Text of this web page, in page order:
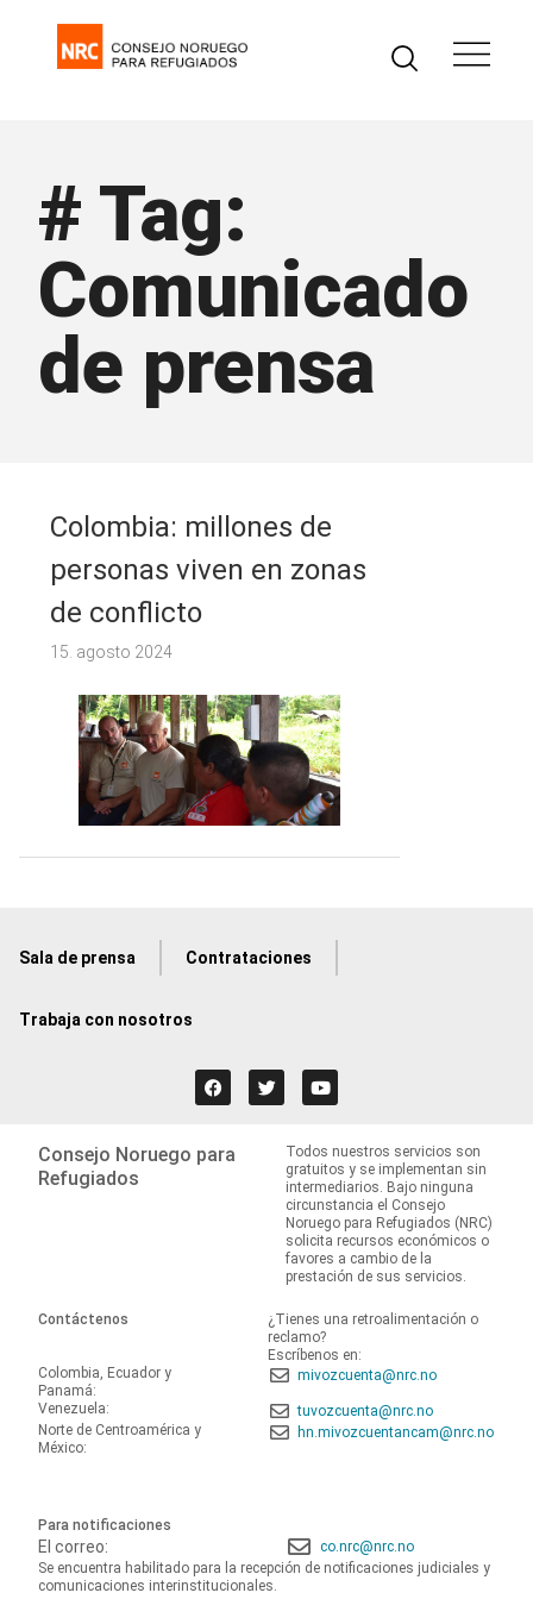
# Tag:
Comunicado
de prensa
Colombia: millones de
personas viven en zonas
de conflicto
15. agosto 2024
Sala de prensa Contrataciones
Trabaja con nosotros
Consejo Noruego para
Refugiados
Todos nuestros servicios son
gratuitos y se implementan sin
intermediarios. Bajo ninguna
circunstancia el Consejo
Noruego para Refugiados (NRC)
solicita recursos económicos o
favores a cambio de la
prestación de sus servicios.
Contáctenos
¿Tienes una retroalimentación o
reclamo?
Escríbenos en:
Colombia, Ecuador y
Panamá:
mivozcuenta@nrc.no
Venezuela:
tuvozcuenta@nrc.no
Norte de Centroamérica y
México:
hn.mivozcuentancam@nrc.no
Para notificaciones
El correo:
co.nrc@nrc.no
Se encuentra habilitado para la recepción de notificaciones judiciales y
comunicaciones interinstitucionales.